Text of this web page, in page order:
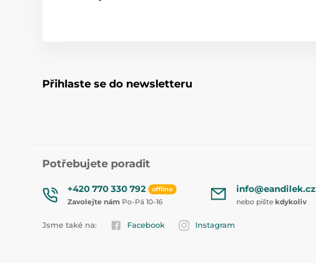
Přihlaste se do newsletteru
Potřebujete poradit
+420 770 330 792 offline
Zavolejte nám Po-Pá 10-16
info@eandilek.cz
nebo pište kdykoliv
Jsme také na: Facebook Instagram